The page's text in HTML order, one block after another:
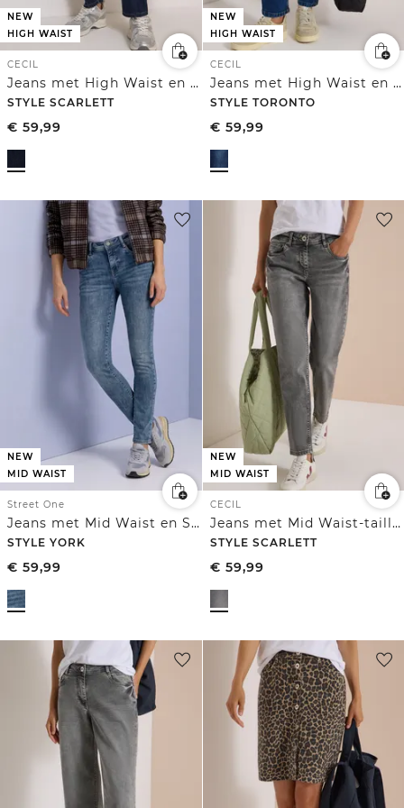
NEW
HIGH WAIST
CECIL
Jeans met High Waist en wijd uitlopende pijpen in een Loose Fit pasvorm
STYLE SCARLETT
€ 59,99
NEW
HIGH WAIST
CECIL
Jeans met High Waist en smalle pijpen in Slim Fit
STYLE TORONTO
€ 59,99
NEW
MID WAIST
Street One
Jeans met Mid Waist en Slim Leg in Slim Fit
STYLE YORK
€ 59,99
NEW
MID WAIST
CECIL
Jeans met Mid Waist-taille en Slim Leg-pijpen in casual pasvorm
STYLE SCARLETT
€ 59,99